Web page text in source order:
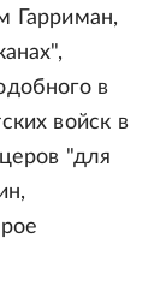
Гарриман,
в
войск в
"для